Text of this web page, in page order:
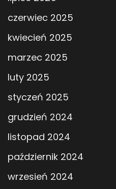
czerwiec 2025
kwiecień 2025
marzec 2025
luty 2025
styczeń 2025
grudzień 2024
listopad 2024
październik 2024
wrzesień 2024